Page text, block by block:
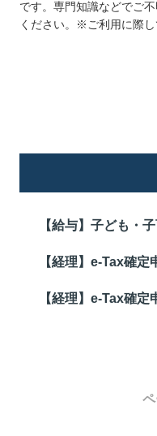
です。専門知識などでご
ください。※ご利用に際し
【給与】子ども・
【経理】e-Tax確定
【経理】e-Tax確定